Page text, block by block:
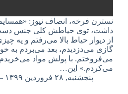
نسترن فرخه، انصاف نیوز:
داشت، توی حیاطش کلی جنس دست
از دیوار حیاط بالا می‌رفتم و یه
گازی می‌دزدیدم، بعد می‌بردم به
می‌فروختم. با پولش مواد
می‌کردم.» این…
پنجشنبه, ۲۸ فروردین ۱۳۹۹ – ۰۸:۰۸